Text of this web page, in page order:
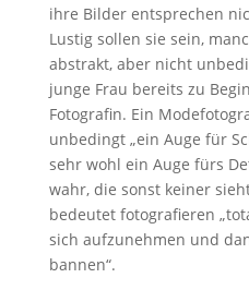
ihre Bilder entsprechen
Lustig sollen sie sein,
abstrakt, aber nicht
junge Frau bereits zu
Fotografin. Ein
unbedingt „ein Auge für
sehr wohl ein Auge fürs
wahr, die sonst keiner
bedeutet fotografieren
sich aufzunehmen und
bannen“.